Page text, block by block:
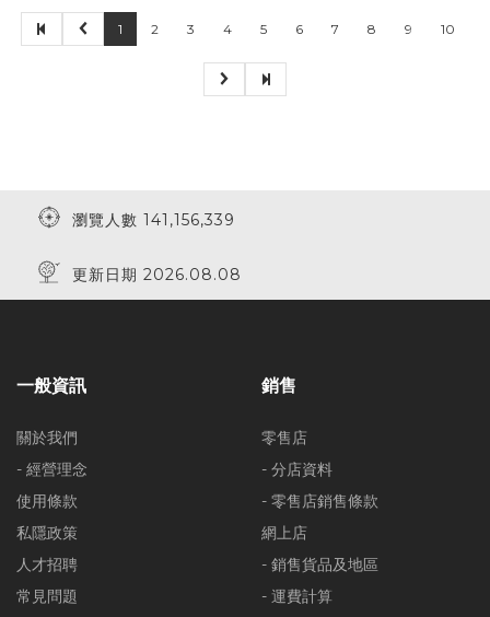
1 2 3 4 5 6 7 8 9 10
瀏覽人數 141,156,339
更新日期 2026.08.08
一般資訊
關於我們
- 經營理念
使用條款
私隱政策
人才招聘
常見問題
銷售
零售店
- 分店資料
- 零售店銷售條款
網上店
- 銷售貨品及地區
- 運費計算